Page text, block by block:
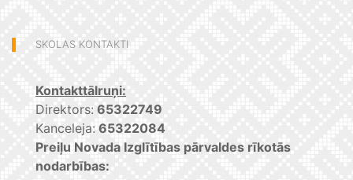
SKOLAS KONTAKTI
Kontakttālruņi:
Direktors: 65322749
Kanceleja: 65322084
Preiļu Novada Izglītības pārvaldes rīkotās
nodarbības: